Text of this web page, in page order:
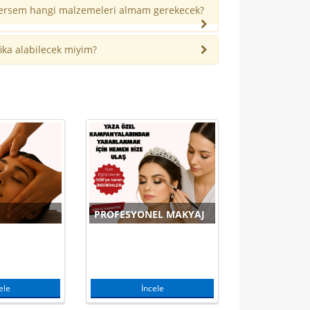
hangi malzemeleri almam gerekecek?
alabilecek miyim?
PROFESYONEL MAKYAJ
İncele